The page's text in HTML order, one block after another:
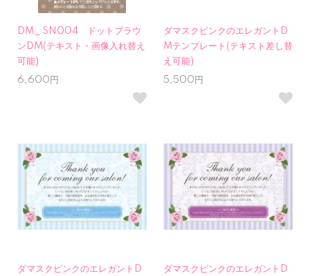
DM_ SN004 ドットブラウ
ンDM(テキスト・画像入れ替え
可能)
6,600円
ダマスクピンクのエレガントD
Mテンプレート(テキスト差し替
え可能)
5,500円
ダマスクピンクのエレガントD
ダマスクピンクのエレガントD